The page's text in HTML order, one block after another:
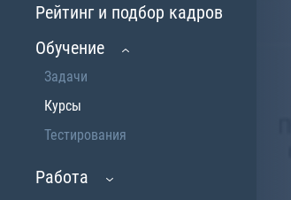
Рейтинг и подбор кадров
Обучение
Задачи
Курсы
Тестирования
Работа